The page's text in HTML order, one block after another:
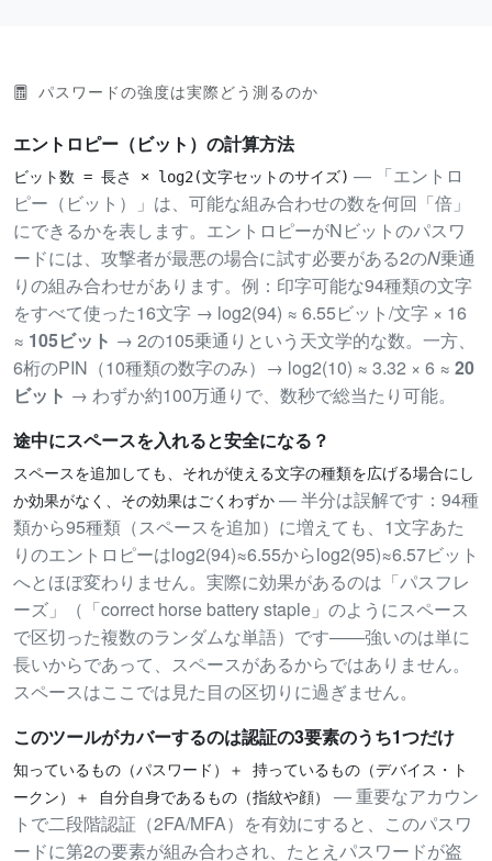
パスワードの強度は実際どう測るのか
エントロピー（ビット）の計算方法
ビット数 = 長さ × log2(文字セットのサイズ) — 「エントロ
ピー（ビット）」は、可能な組み合わせの数を何回「倍」
にできるかを表します。エントロピーがNビットのパスワ
ードには、攻撃者が最悪の場合に試す必要がある2のN乗通
りの組み合わせがあります。例：印字可能な94種類の文字
をすべて使った16文字 → log2(94) ≈ 6.55ビット/文字 × 16
≈ 105ビット → 2の105乗通りという天文学的な数。一方、
6桁のPIN（10種類の数字のみ）→ log2(10) ≈ 3.32 × 6 ≈ 20
ビット → わずか約100万通りで、数秒で総当たり可能。
途中にスペースを入れると安全になる？
スペースを追加しても、それが使える文字の種類を広げる場合にし
か効果がなく、その効果はごくわずか — 半分は誤解です：94種
類から95種類（スペースを追加）に増えても、1文字あた
りのエントロピーはlog2(94)≈6.55からlog2(95)≈6.57ビット
へとほぼ変わりません。実際に効果があるのは「パスフレ
ーズ」（「correct horse battery staple」のようにスペース
で区切った複数のランダムな単語）です——強いのは単に
長いからであって、スペースがあるからではありません。
スペースはここでは見た目の区切りに過ぎません。
このツールがカバーするのは認証の3要素のうち1つだけ
知っているもの（パスワード）＋ 持っているもの（デバイス・ト
ークン）＋ 自分自身であるもの（指紋や顔）
— 重要なアカウン
トで二段階認証（2FA/MFA）を有効にすると、このパスワ
ードに第2の要素が組み合わされ、たとえパスワードが盗